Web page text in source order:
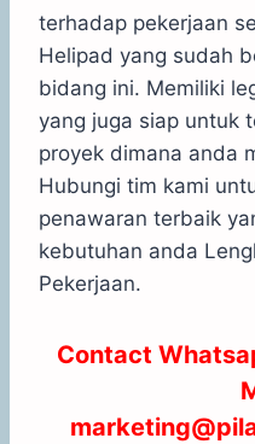
terhadap pekerjaan
Helipad yang sudah
bidang ini. Memiliki
yang juga siap untuk
proyek dimana anda
Hubungi tim kami
penawaran terbaik
kebutuhan anda
Pekerjaan.
Contact